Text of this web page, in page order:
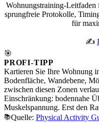
Wohnungstraining-
sprungfreie Protokolle,
für
✍️
🎯
PROFI-TIPP
Kartieren Sie Ihre Wohnung
Bodenfläche, Wandebene,
zwischen diesen Zonen
Einschränkung: bodennahe
Muskelspannung. Erst den
📚Quelle: Physical Activity